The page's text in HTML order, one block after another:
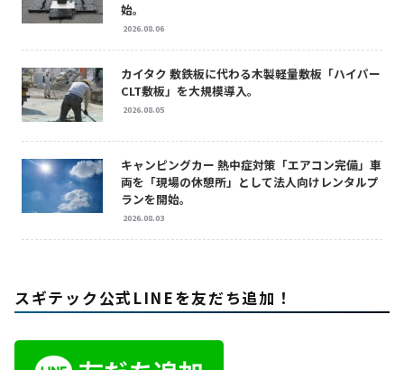
始。
2026.08.06
カイタク 敷鉄板に代わる木製軽量敷板「ハイパー
CLT敷板」を大規模導入。
2026.08.05
キャンピングカー 熱中症対策「エアコン完備」車
両を「現場の休憩所」として法人向けレンタルプ
ランを開始。
2026.08.03
スギテック公式LINEを友だち追加！